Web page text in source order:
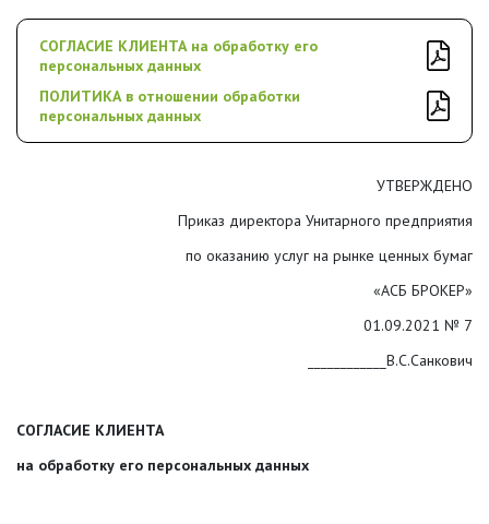
СОГЛАСИЕ КЛИЕНТА на обработку его
персональных данных
ПОЛИТИКА в отношении обработки
персональных данных
УТВЕРЖДЕНО
Приказ директора Унитарного предприятия
по оказанию услуг на рынке ценных бумаг
«АСБ БРОКЕР»
01.09.2021 № 7
____________В.С.Санкович
СОГЛАСИЕ КЛИЕНТА
на обработку его персональных данных